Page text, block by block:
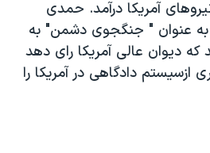
رهبری ایران
آمريکا درآمد. حمدی
عنوان " جنگجوی دشمن" به
ديوان عالی آمريکا رای دهد
ازسيستم دادگاهی در آمريکا را